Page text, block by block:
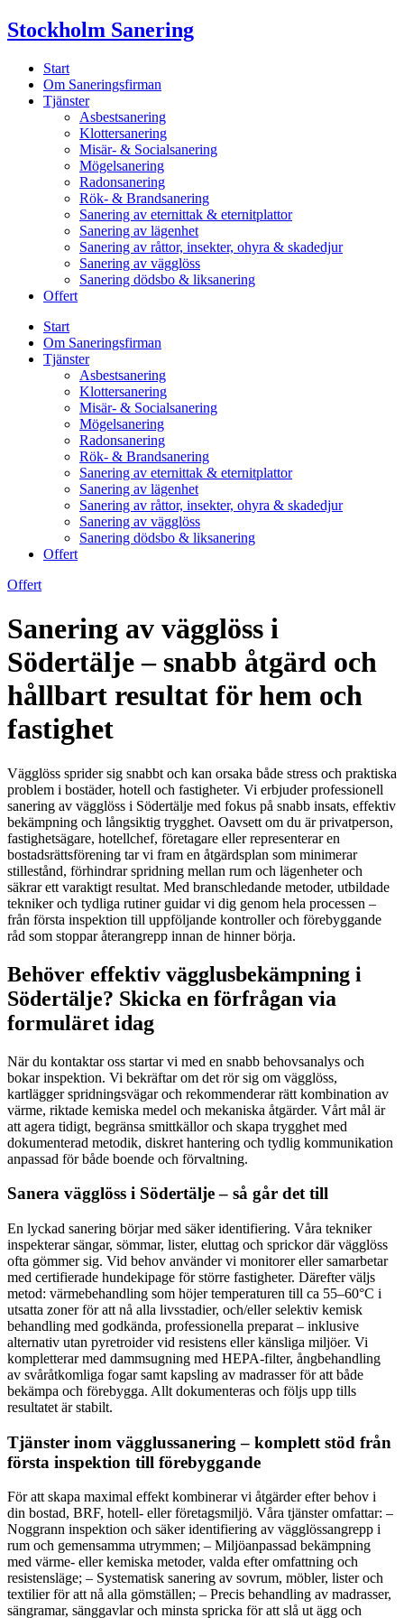
Skip
to
Stockholm Sanering
Start
Om Saneringsfirman
Tjänster
Asbestsanering
Klottersanering
Misär- & Socialsanering
Mögelsanering
Radonsanering
Rök- & Brandsanering
Sanering av eternittak & eternitplattor
Sanering av lägenhet
Sanering av råttor, insekter, ohyra & skadedjur
Sanering av vägglöss
Sanering dödsbo & liksanering
Offert
Start
Om Saneringsfirman
Tjänster
Asbestsanering
Klottersanering
Misär- & Socialsanering
Mögelsanering
Radonsanering
Rök- & Brandsanering
Sanering av eternittak & eternitplattor
Sanering av lägenhet
Sanering av råttor, insekter, ohyra & skadedjur
Sanering av vägglöss
Sanering dödsbo & liksanering
Offert
Offert
Sanering av vägglöss i
Södertälje – snabb åtgärd och
hållbart resultat för hem och
fastighet
Vägglöss sprider sig snabbt och kan orsaka både stress och praktiska
problem i bostäder, hotell och fastigheter. Vi erbjuder professionell
sanering av vägglöss i Södertälje med fokus på snabb insats, effektiv
bekämpning och långsiktig trygghet. Oavsett om du är privatperson,
fastighetsägare, hotellchef, företagare eller representerar en
bostadsrättsförening tar vi fram en åtgärdsplan som minimerar
stillestånd, förhindrar spridning mellan rum och lägenheter och
säkrar ett varaktigt resultat. Med branschledande metoder, utbildade
tekniker och tydliga rutiner guidar vi dig genom hela processen –
från första inspektion till uppföljande kontroller och förebyggande
råd som stoppar återangrepp innan de hinner börja.
Behöver effektiv vägglusbekämpning i
Södertälje? Skicka en förfrågan via
formuläret idag
När du kontaktar oss startar vi med en snabb behovsanalys och
bokar inspektion. Vi bekräftar om det rör sig om vägglöss,
kartlägger spridningsvägar och rekommenderar rätt kombination av
värme, riktade kemiska medel och mekaniska åtgärder. Vårt mål är
att agera tidigt, begränsa smittkällor och skapa trygghet med
dokumenterad metodik, diskret hantering och tydlig kommunikation
anpassad för både boende och förvaltning.
Sanera vägglöss i Södertälje – så går det till
En lyckad sanering börjar med säker identifiering. Våra tekniker
inspekterar sängar, sömmar, lister, eluttag och sprickor där vägglöss
ofta gömmer sig. Vid behov använder vi monitorer eller samarbetar
med certifierade hundekipage för större fastigheter. Därefter väljs
metod: värmebehandling som höjer temperaturen till ca 55–60°C i
utsatta zoner för att nå alla livsstadier, och/eller selektiv kemisk
behandling med godkända, professionella preparat – inklusive
alternativ utan pyretroider vid resistens eller känsliga miljöer. Vi
kompletterar med dammsugning med HEPA-filter, ångbehandling
av svåråtkomliga fogar samt kapsling av madrasser för att både
bekämpa och förebygga. Allt dokumenteras och följs upp tills
resultatet är stabilt.
Tjänster inom vägglussanering – komplett stöd från
första inspektion till förebyggande
För att skapa maximal effekt kombinerar vi åtgärder efter behov i
din bostad, BRF, hotell- eller företagsmiljö. Våra tjänster omfattar: –
Noggrann inspektion och säker identifiering av vägglössangrepp i
rum och gemensamma utrymmen; – Miljöanpassad bekämpning
med värme- eller kemiska metoder, valda efter omfattning och
resistensläge; – Systematisk sanering av sovrum, möbler, lister och
textilier för att nå alla gömställen; – Precis behandling av madrasser,
sängramar, sänggavlar och minsta spricka för att slå ut ägg och